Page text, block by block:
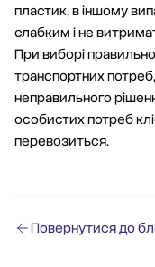
пластик, в іншому
слабким і не
При виборі
транспортних
неправильного
особистих потреб
перевозиться.
Повернутися до